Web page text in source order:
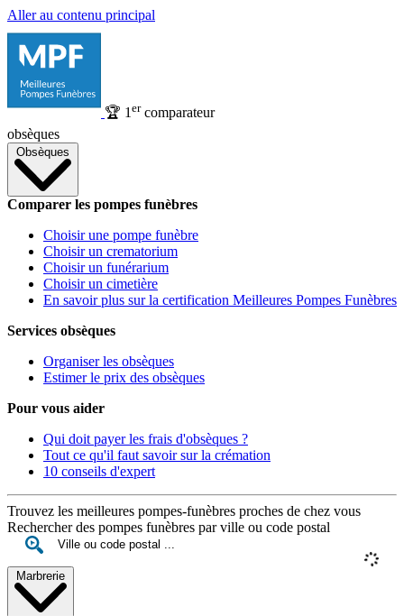
Aller au contenu principal
🏆 1 ercomparateur
obsèques
Obsèques
Comparer les pompes funèbres
Choisir une pompe funèbre
Choisir un crematorium
Choisir un funérarium
Choisir un cimetière
En savoir plus sur la certification Meilleures Pompes Funèbres
Services obsèques
Organiser les obsèques
Estimer le prix des obsèques
Pour vous aider
Qui doit payer les frais d'obsèques ?
Tout ce qu'il faut savoir sur la crémation
10 conseils d'expert
Trouvez les meilleures pompes-funèbres proches de chez vous
Rechercher des pompes funèbres par ville ou code postal
Marbrerie